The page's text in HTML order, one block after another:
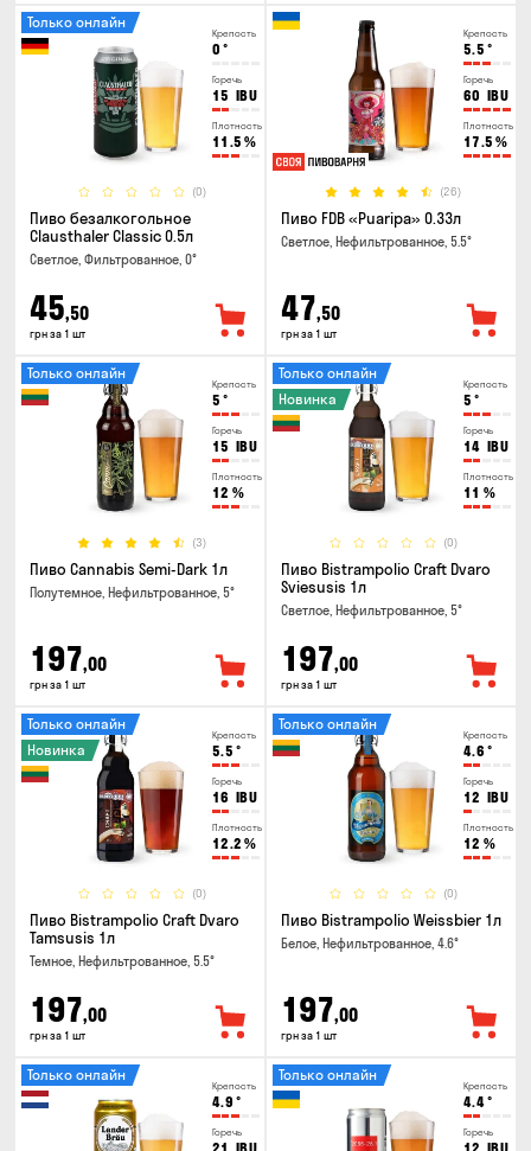
Крепость
0 °
Горечь
15 IBU
Плотность
11.5 %
(0)
Только онлайн
Пиво безалкогольное
Clausthaler Classic 0.5л
Светлое, Фильтрованное, 0°
45,50
грн за 1 шт
Крепость
5.5 °
Горечь
60 IBU
Плотность
17.5 %
(26)
Пиво FDB «Puaripa» 0.33л
Светлое, Нефильтрованное, 5.5°
47,50
грн за 1 шт
Крепость
5 °
Горечь
15 IBU
Плотность
12 %
(3)
Только онлайн
Пиво Cannabis Semi-Dark 1л
Полутемное, Нефильтрованное, 5°
197,00
грн за 1 шт
Крепость
5 °
Горечь
14 IBU
Плотность
11 %
(0)
Только онлайн
Новинка
Пиво Bistrampolio Craft Dvaro
Sviesusis 1л
Светлое, Нефильтрованное, 5°
197,00
грн за 1 шт
Крепость
5.5 °
Горечь
16 IBU
Плотность
12.2 %
(0)
Только онлайн
Новинка
Пиво Bistrampolio Craft Dvaro
Tamsusis 1л
Темное, Нефильтрованное, 5.5°
197,00
грн за 1 шт
Крепость
4.6 °
Горечь
12 IBU
Плотность
12 %
(0)
Только онлайн
Пиво Bistrampolio Weissbier 1л
Белое, Нефильтрованное, 4.6°
197,00
грн за 1 шт
Крепость
4.9 °
Горечь
Только онлайн
Крепость
4.4°
Горечь
Только онлайн